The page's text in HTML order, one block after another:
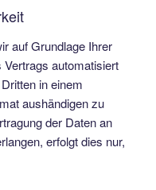
auf Grundlage Ihrer
Vertrags automatisiert
in einem
aushändigen zu
der Daten an
erfolgt dies nur,